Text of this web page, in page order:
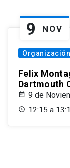
9 NOV
Felix
Dartmouth
9 de
12:15 a